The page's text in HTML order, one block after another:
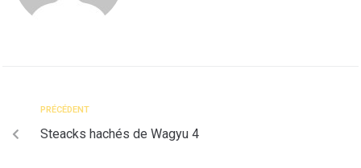
PRÉCÉDENT
Steacks hachés de Wagyu 4